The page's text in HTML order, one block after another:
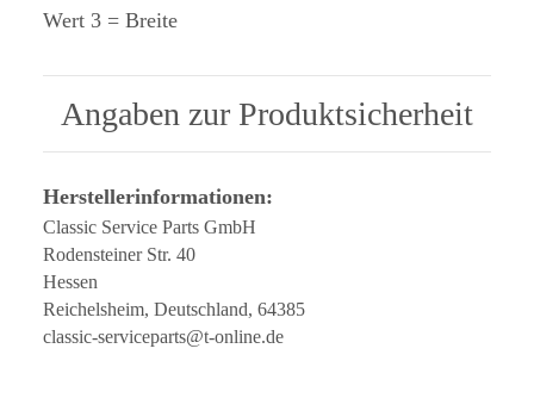
Wert 3 = Breite
Angaben zur Produktsicherheit
Herstellerinformationen:
Classic Service Parts GmbH
Rodensteiner Str. 40
Hessen
Reichelsheim, Deutschland, 64385
classic-serviceparts@t-online.de